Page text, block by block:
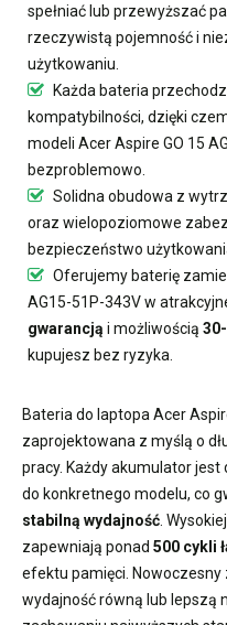
spełniać lub przewyższać
rzeczywistą pojemność i
użytkowaniu.
Każda bateria
kompatybilności, dzięki
modeli Acer Aspire GO 15
bezproblemowo.
Solidna obudowa z
oraz wielopoziomowe
bezpieczeństwo
Oferujemybaterię
AG15-51P-343Vw
gwarancją i możliwością
kupujesz bez ryzyka.
Bateria do laptopa Acer
zaprojektowana z myślą o
pracy. Każdy akumulator
do konkretnego modelu, co
stabilną wydajność .
zapewniają ponad 500 cykli
efektu pamięci. Nowoczesny
wydajność równą lub lepszą